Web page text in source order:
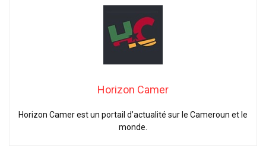
Horizon Camer
Horizon Camer est un portail d’actualité sur le Cameroun et le
monde.